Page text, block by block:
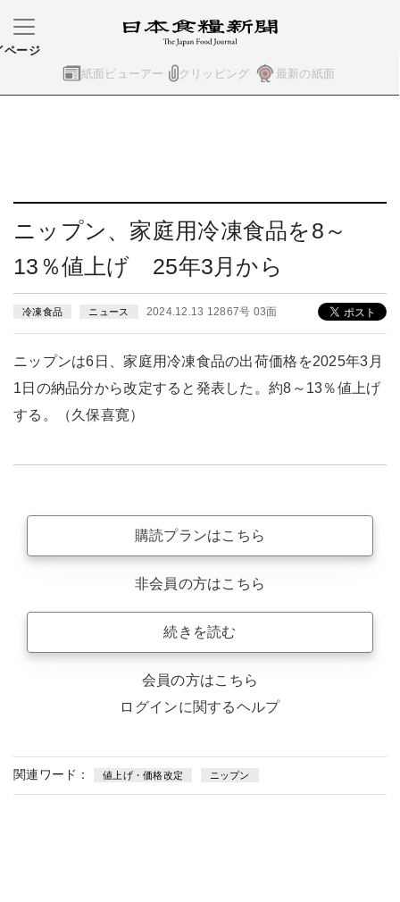
紙面ビューアー クリッピング 最新の紙面
ページ
ニップン、家庭用冷凍食品を8～
13％値上げ 25年3月から
冷凍食品 ニュース 2024.12.13 12867号 03面
ニップンは6日、家庭用冷凍食品の出荷価格を2025年3月
1日の納品分から改定すると発表した。約8～13％値上げ
する。（久保喜寛）
購読プランはこちら
非会員の方はこちら
続きを読む
会員の方はこちら
ログインに関するヘルプ
関連ワード： 値上げ・価格改定 ニップン